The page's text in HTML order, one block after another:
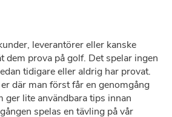
leverantörer eller kanske
dem prova på golf. Det spelar ingen
tidigare eller aldrig har provat.
där man först får en genomgång
ger lite användbara tips innan
spelas en tävling på vår